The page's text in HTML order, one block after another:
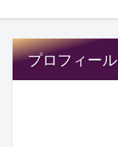
プロフィール